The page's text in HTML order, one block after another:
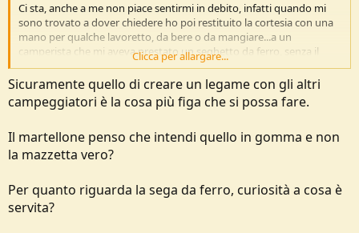
Ci sta, anche a me non piace sentirmi in debito, infatti quando mi
sono trovato a dover chiedere ho poi restituito la cortesia con una
mano per qualche lavoretto, da bere o da mangiare...a un
camperista che mi aveva prestato un seghetto da ferro, senza il
quale non sarei tornato a casa quella notte, ho spedito un pacco
con formaggio e qualche prodotto tipico della mia zona...ma il bello
del campeggio è anche quello, aiutarsi e creare un minimo di
rapporti personali, se ne si ha la voglia
Clicca per allargare...
Sicuramente quello di creare un legame con gli altri
campeggiatori è la cosa più figa che si possa fare.
Il martellone penso che intendi quello in gomma e non
la mazzetta vero?
Per quanto riguarda la sega da ferro, curiosità a cosa è
servita?